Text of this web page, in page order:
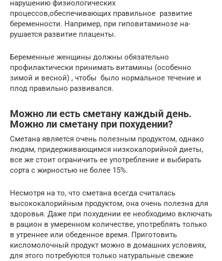
нарушению физиологических
процессов,обеспечивающих правильное развитие
беременности. Например, при гиповитаминозе на­
рушается развитие плаценты.
Беременные женщины должны обязательно
профилактически принимать витамины (особенно
зимой и весной) , чтобы было нормальное течение и
плод правильно развивался.
Можно ли есть сметану каждый день.
Можно ли сметану при похудении?
Сметана является очень полезным продуктом, однако
людям, придерживающимся низкокалорийной диеты,
все же стоит ограничить ее употребление и выбирать
сорта с жирностью не более 15%.
Несмотря на то, что сметана всегда считалась
высококалорийным продуктом, она очень полезна для
здоровья. Даже при похудении ее необходимо включать
в рацион в умеренном количестве, употреблять только
в утреннее или обеденное время. Приготовить
кисломолочный продукт можно в домашних условиях,
для этого потребуются только натуральные свежие